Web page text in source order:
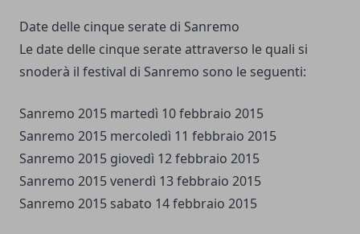
Date delle cinque serate di Sanremo
Le date delle cinque serate attraverso le quali si
snoderà il festival di Sanremo sono le seguenti:
Sanremo 2015 martedì 10 febbraio 2015
Sanremo 2015 mercoledì 11 febbraio 2015
Sanremo 2015 giovedì 12 febbraio 2015
Sanremo 2015 venerdì 13 febbraio 2015
Sanremo 2015 sabato 14 febbraio 2015